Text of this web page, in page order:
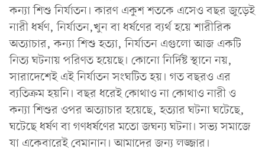
কন্যা শিশু নির্যাতন। কারণ একুশ শতকে এসেও বছর জুড়েই
নারী ধর্ষণ, নির্যাতন,খুন বা ধর্ষণের ব্যর্থ হয়ে শারীরিক
অত্যাচার, কন্যা শিশু হত্যা, নির্যাতন এগুলো আজ একটি
নিত্য ঘটনায় পরিণত হয়েছে। কোনো নির্দিষ্ট স্থানে নয়,
সারাদেশেই এই নির্যাতন সংঘটিত হয়। গত বছরও এর
ব্যতিক্রম হয়নি। বছর ধরেই কোথাও না কোথাও নারী ও
কন্যা শিশুর ওপর অত্যাচার হয়েছে, হত্যার ঘটনা ঘটেছে,
ঘটেছে ধর্ষণ বা গণধর্ষণের মতো জঘন্য ঘটনা। সভ্য সমাজে
যা একেবারেই বেমানান। আমাদের জন্য লজ্জার।